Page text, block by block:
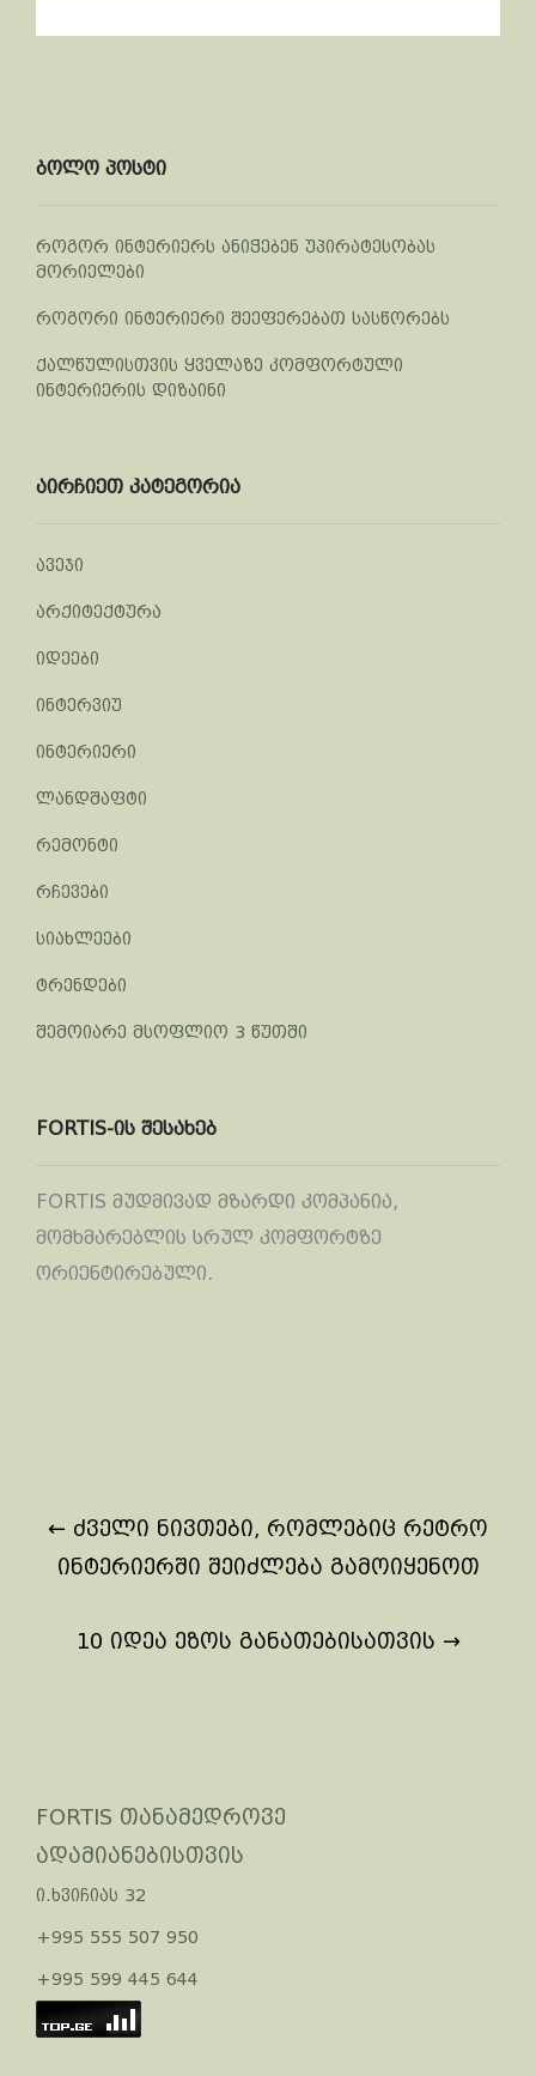
ბოლო პოსტი
როგორ ინტერიერს ანიჭებენ უპირატესობას
მორიელები
როგორი ინტერიერი შეეფერებათ სასწორებს
ქალწულისთვის ყველაზე კომფორტული
ინტერიერის დიზაინი
აირჩიეთ კატეგორია
ავეჯი
არქიტექტურა
იდეები
ინტერვიუ
ინტერიერი
ლანდშაფტი
რემონტი
რჩევები
სიახლეები
ტრენდები
შემოიარე მსოფლიო 3 წუთში
FORTIS-ის შესახებ
FORTIS მუდმივად მზარდი კომპანია,
მომხმარებლის სრულ კომფორტზე
ორიენტირებული.
Post
navigation
← ძველი ნივთები, რომლებიც რეტრო
ინტერიერში შეიძლება გამოიყენოთ
10 იდეა ეზოს განათებისათვის →
FORTIS თანამედროვე
ადამიანებისთვის
ი.ხვიჩიას 32
+995 555 507 950
+995 599 445 644